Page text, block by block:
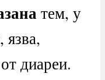
тем, у
язва,
диареи.